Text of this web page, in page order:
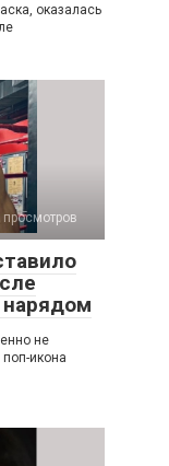
оказалась
просмотров
не
поп-икона